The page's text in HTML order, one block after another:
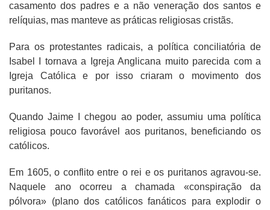
casamento dos padres e a não veneração dos santos e
relíquias, mas manteve as práticas religiosas cristãs.
Para os protestantes radicais, a política conciliatória de
Isabel I tornava a Igreja Anglicana muito parecida com a
Igreja Católica e por isso criaram o movimento dos
puritanos.
Quando Jaime I chegou ao poder, assumiu uma política
religiosa pouco favorável aos puritanos, beneficiando os
católicos.
Em 1605, o conflito entre o rei e os puritanos agravou-se.
Naquele ano ocorreu a chamada «conspiração da
pólvora» (plano dos católicos fanáticos para explodir o